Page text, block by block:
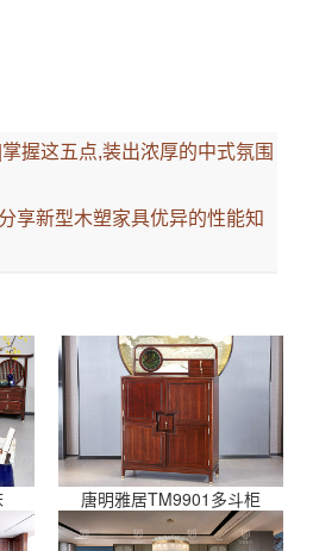
握这五点,装出浓厚的中式氛围
享新型木塑家具优异的性能知
唐明雅居TM9901多斗柜